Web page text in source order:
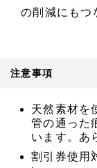
の削減にもつ
注意事項
天然素材を
管の通った
います。あ
割引券使用